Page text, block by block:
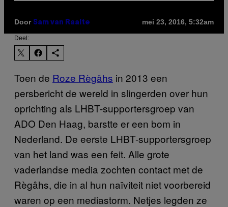
Door Sam van Raalte mei 23, 2016, 5:32am
Deel:
Toen de Roze Règâhs in 2013 een
persbericht de wereld in slingerden over hun
oprichting als LHBT-supportersgroep van
ADO Den Haag, barstte er een bom in
Nederland. De eerste LHBT-supportersgroep
van het land was een feit. Alle grote
vaderlandse media zochten contact met de
Règâhs, die in al hun naïviteit niet voorbereid
waren op een mediastorm. Netjes legden ze